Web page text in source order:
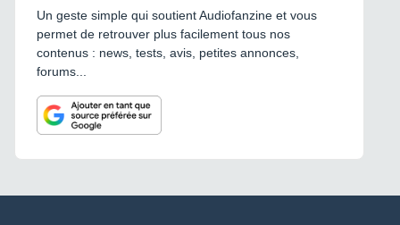
Un geste simple qui soutient Audiofanzine et vous
permet de retrouver plus facilement tous nos
contenus : news, tests, avis, petites annonces,
forums...